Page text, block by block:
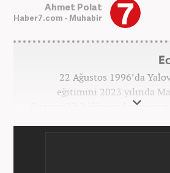
Ahmet Polat
Haber7.com - Muhabir
22 Ağustos 1996’da
eğitimini 2023 yılında
Gazetecilik bölümünden